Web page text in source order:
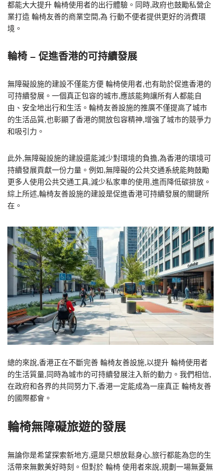
都能大大提升 輪椅使用者的出行體驗。同時,政府也鼓勵私營企
業打造 輪椅友善的商業空間,為 行動不便者提供更好的消費環
境。
輪椅 – 促進香港的可持續發展
無障礙設施的建設不僅能方便 輪椅使用者,也有助於促進香港的
可持續發展。一個真正包容的城市,應該能夠讓所有人都能自
由、安全地出行和生活。輪椅友善設施的推廣不僅提高了城市
的生活品質,也彰顯了香港的開放包容精神,增強了城市的競爭力
和吸引力。
此外,無障礙設施的建設還能減少對環境的負擔,為香港的環境可
持續發展貢獻一份力量。例如,無障礙的公共交通系統能夠鼓勵
更多人使用公共交通工具,減少私家車的使用,進而降低碳排放。
綜上所述,輪椅友善設施的建設是促進香港可持續發展的關鍵所
在。
總的來說,香港正在不斷完善 輪椅友善設施,以提升 輪椅使用者
的生活質量,同時為城市的可持續發展注入新的動力。我們相信,
在政府和各界的共同努力下,香港一定能成為一座真正 輪椅友善
的國際都會。
輪椅無障礙旅遊的發展
無論你是希望探索新地方,還是只想放鬆身心,旅行都能為您的生
活帶來無數美好時刻。但對於 輪椅 使用者來說,規劃一場無憂無